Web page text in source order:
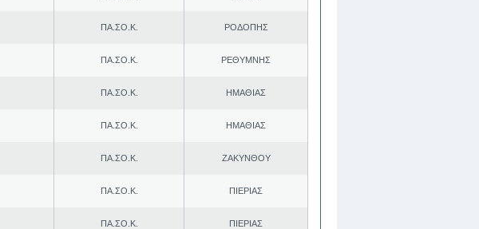
ΠΑ.ΣΟ.Κ. ΡΟΔΟΠΗΣ
ΠΑ.ΣΟ.Κ. ΡΕΘΥΜΝΗΣ
ΠΑ.ΣΟ.Κ. ΗΜΑΘΙΑΣ
ΠΑ.ΣΟ.Κ. ΗΜΑΘΙΑΣ
ΠΑ.ΣΟ.Κ. ΖΑΚΥΝΘΟΥ
ΠΑ.ΣΟ.Κ. ΠΙΕΡΙΑΣ
ΠΑ.ΣΟ.Κ. ΠΙΕΡΙΑΣ